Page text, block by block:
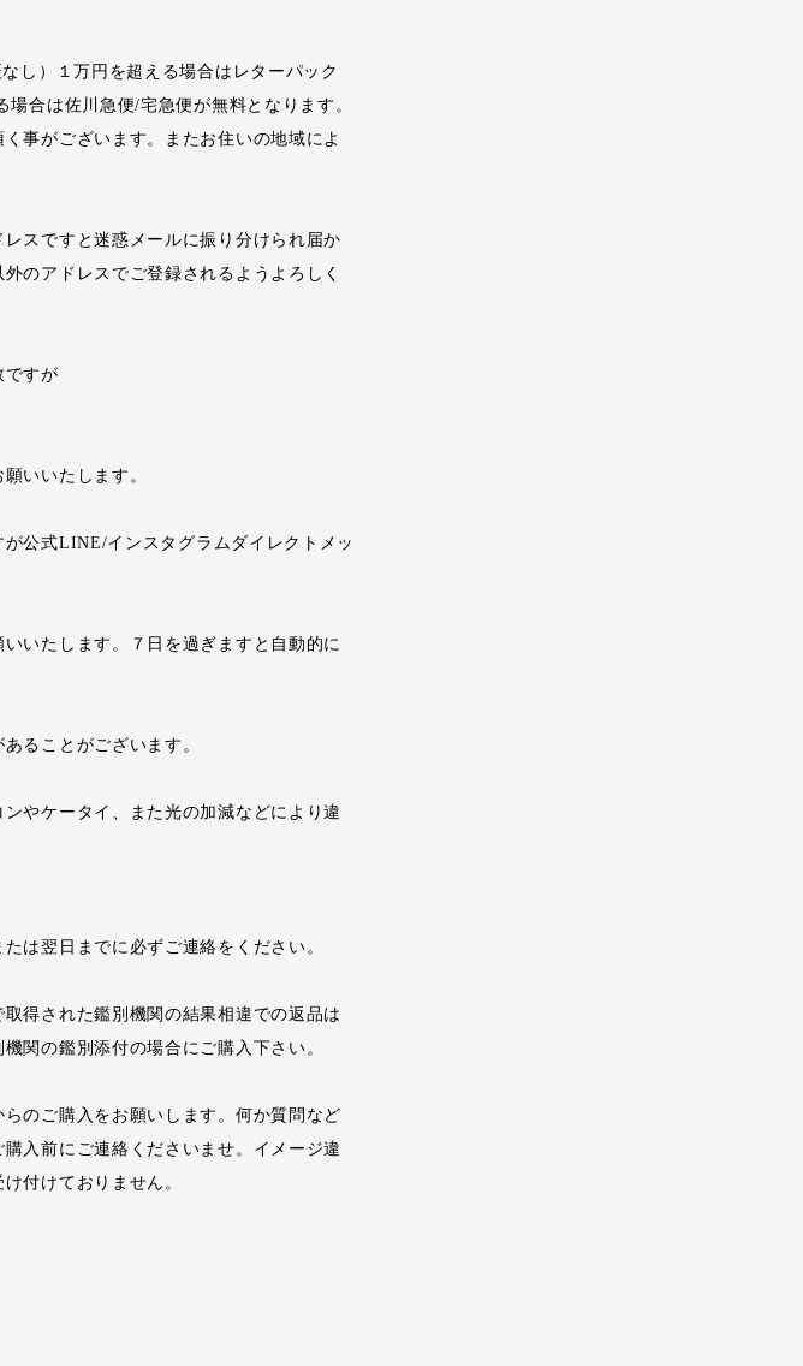
し）１万円を超える場合はレターパック
合は佐川急便/宅急便が無料となります。
事がございます。またお住いの地域によ
スですと迷惑メールに振り分けられ届か
のアドレスでご登録されるようよろしく
ですが
いいたします。
公式LINE/インスタグラムダイレクトメッ
いたします。７日を過ぎますと自動的に
ることがございます。
やケータイ、また光の加減などにより違
は翌日までに必ずご連絡をください。
得された鑑別機関の結果相違での返品は
関の鑑別添付の場合にご購入下さい。
のご購入をお願いします。何か質問など
入前にご連絡くださいませ。イメージ違
付けておりません。